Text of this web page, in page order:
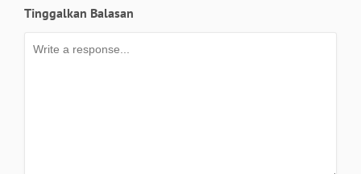
Tinggalkan Balasan